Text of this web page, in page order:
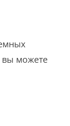
вы можете